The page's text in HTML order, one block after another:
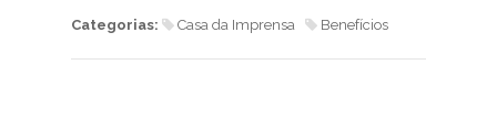
Categorias: Casa da Imprensa Benefícios